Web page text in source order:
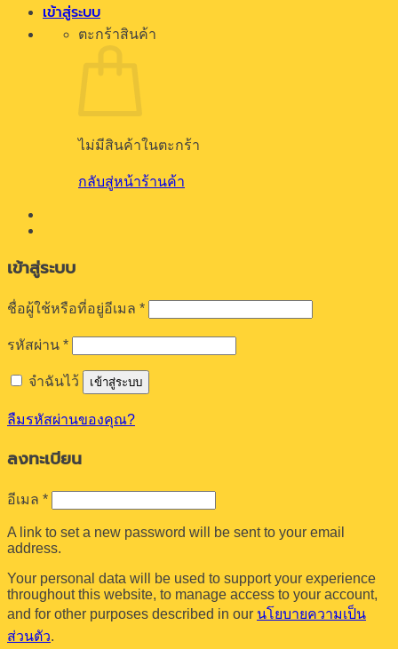
เข้าสู่ระบบ
ตะกร้าสินค้า
ไม่มีสินค้าในตะกร้า
กลับสู่หน้าร้านค้า
เข้าสู่ระบบ
ชื่อผู้ใช้หรือที่อยู่อีเมล *ต้องการ
รหัสผ่าน *ต้องการ
จำฉันไว้ เข้าสู่ระบบ
ลืมรหัสผ่านของคุณ?
ลงทะเบียน
อีเมล *ต้องการ
A link to set a new password will be sent to your email
address.
Your personal data will be used to support your experience
throughout this website, to manage access to your account,
and for other purposes described in our นโยบายความเป็น
ส่วนตัว.